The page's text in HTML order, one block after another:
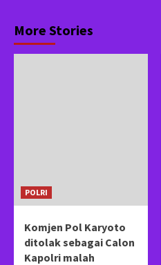
More Stories
POLRI
Komjen Pol Karyoto
ditolak sebagai Calon
Kapolri malah